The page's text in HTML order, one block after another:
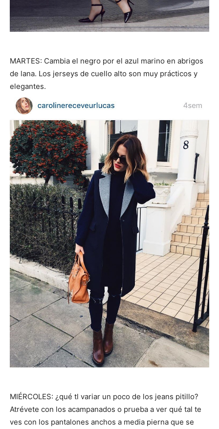
MARTES: Cambia el negro por el azul marino en abrigos
de lana. Los jerseys de cuello alto son muy prácticos y
elegantes.
MIÉRCOLES: ¿qué tl variar un poco de los jeans pitillo?
Atrévete con los acampanados o prueba a ver qué tal te
ves con los pantalones anchos a media pierna que se